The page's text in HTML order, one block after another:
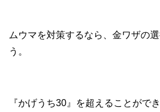
ムウマを対策するなら、金ワザの
う。
『かげうち30』を超えることがで